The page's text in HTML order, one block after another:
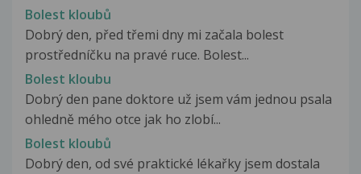
Bolest kloubů
Dobrý den, před třemi dny mi začala bolest
prostředníčku na pravé ruce. Bolest...
Bolest kloubu
Dobrý den pane doktore už jsem vám jednou psala
ohledně mého otce jak ho zlobí...
Bolest kloubů
Dobrý den, od své praktické lékařky jsem dostala